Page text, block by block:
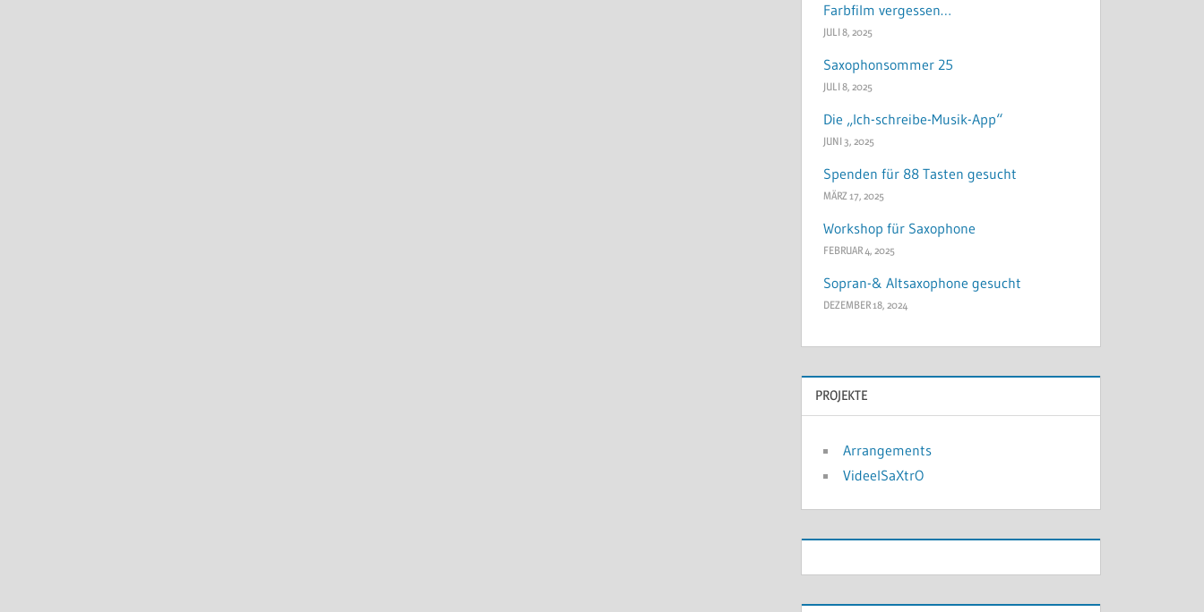
Farbfilm vergessen…
JULI 8, 2025
Saxophonsommer 25
JULI 8, 2025
Die „Ich-schreibe-Musik-App“
JUNI 3, 2025
Spenden für 88 Tasten gesucht
MÄRZ 17, 2025
Workshop für Saxophone
FEBRUAR 4, 2025
Sopran-& Altsaxophone gesucht
DEZEMBER 18, 2024
PROJEKTE
Arrangements
VideelSaXtrO